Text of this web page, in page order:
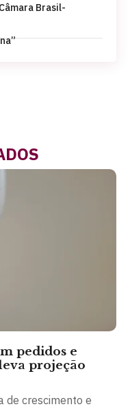
Brasil-
pedidos e
projeção
de crescimento e